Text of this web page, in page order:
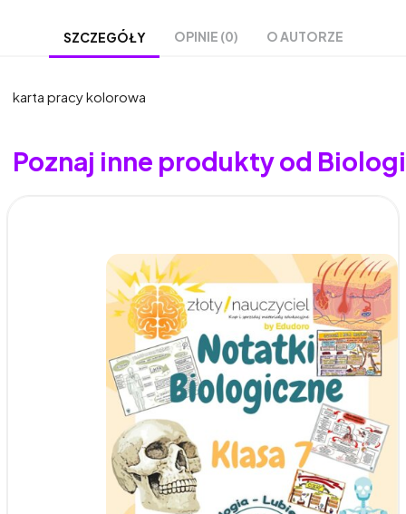
SZCZEGÓŁY OPINIE (0) O AUTORZE
karta pracy kolorowa
Poznaj inne produkty od